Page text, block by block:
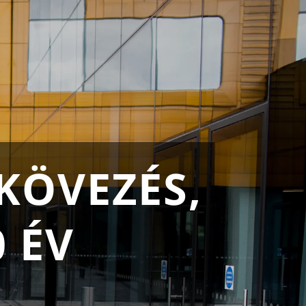
ÉV